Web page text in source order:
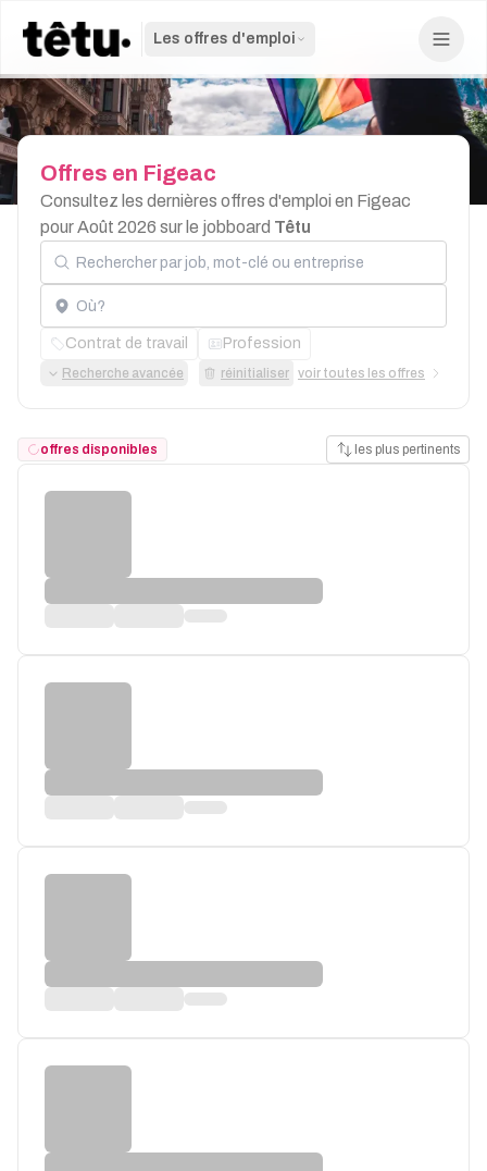
Les offres d'emploi
Offres en Figeac
Consultez les dernières offres d'emploi en Figeac
pour Août 2026 sur le jobboard Têtu
Rechercher par job, mot-clé ou entreprise
Localisation
Contrat de travail Profession
Recherche avancée réinitialiser voir toutes les offres
offres disponibles les plus pertinents